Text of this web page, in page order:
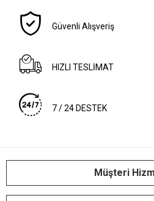
Güvenli Alışveriş
HIZLI TESLİMAT
7 / 24 DESTEK
Müşteri